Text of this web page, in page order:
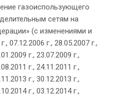
газоиспользующего
сетям на
(с изменениями и
07.12.2006 г., 28.05.2007 г.,
г., 23.07.2009 г.,
г., 24.11.2011 г.,
г., 30.12.2013 г.,
г., 03.12.2014 г.,